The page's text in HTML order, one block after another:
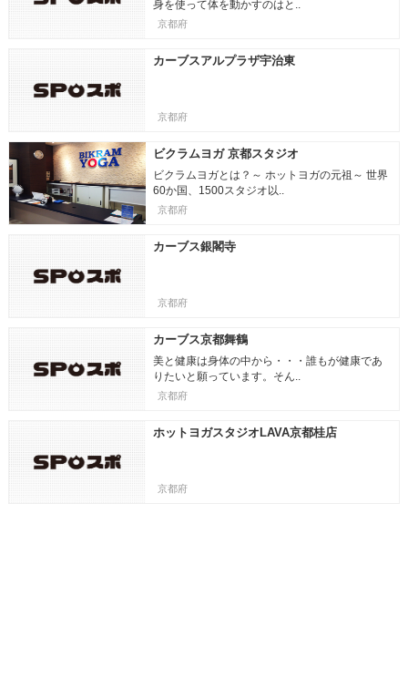
身を使って体を動かすのはと..
京都府
カーブスアルプラザ宇治東
京都府
ビクラムヨガ 京都スタジオ
ビクラムヨガとは？～ ホットヨガの元祖～ 世界
60か国、1500スタジオ以..
京都府
カーブス銀閣寺
京都府
カーブス京都舞鶴
美と健康は身体の中から・・・誰もが健康であ
りたいと願っています。そん..
京都府
ホットヨガスタジオLAVA京都桂店
京都府